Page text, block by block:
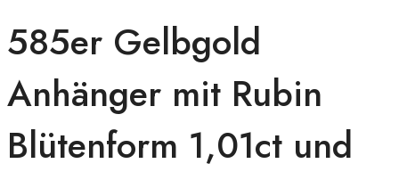
585er Gelbgold
Anhänger mit Rubin
Blütenform 1,01ct und